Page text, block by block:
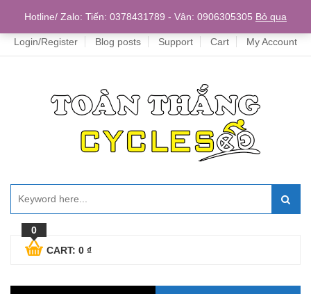
Home
Login/Register Blog posts Support Cart My Account
0
CART: 0 ₫
Hotline/ Zalo: Tiến: 0378431789 - Vân: 0906305305 Bỏ qua